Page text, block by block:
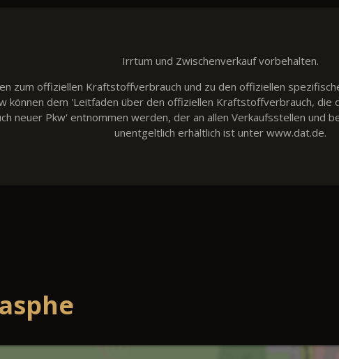
Irrtum und Zwischenverkauf vorbehalten.
zum offiziellen Kraftstoffverbrauch und zu den offiziellen
können dem 'Leitfaden über den offiziellen Kraftstoffverbrauch, die
neuer Pkw' entnommen werden, der an allen Verkaufsstellen und
unentgeltlich erhältlich ist unter www.dat.de.